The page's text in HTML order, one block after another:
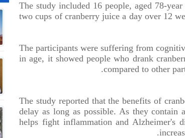
The study included 16 people, aged 78-
two cups of cranberry juice a day over 12
The participants were suffering from
in age, it showed people who drank
compared to other
The study reported that the benefits of
delay as long as possible. As they contain
helps fight inflammation and Alzheimer's